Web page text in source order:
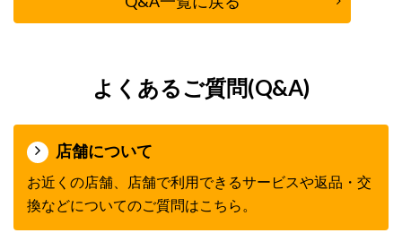
よくあるご質問(Q&A)
店舗について
お近くの店舗、店舗で利用できるサービスや返品・交
換などについてのご質問はこちら。